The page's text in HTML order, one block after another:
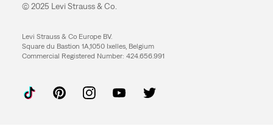
© 2025 Levi Strauss & Co.
Levi Strauss & Co Europe BV.
Square du Bastion 1A,1050 Ixelles, Belgium
Commercial Registered Number: 424.656.991